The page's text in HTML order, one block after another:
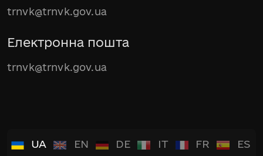
trnvk@trnvk.gov.ua
Електронна пошта
trnvk@trnvk.gov.ua
UA EN DE IT FR ES